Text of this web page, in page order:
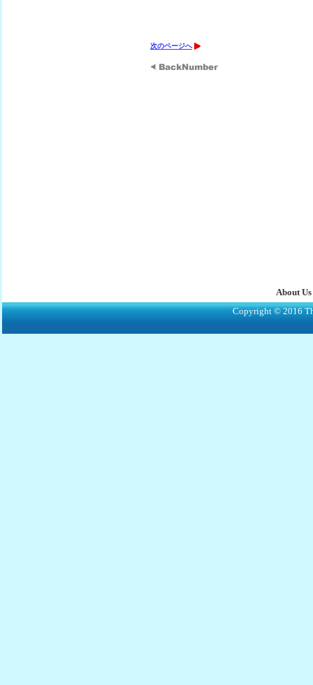
次のページへ
About Us
Copyright © 2016